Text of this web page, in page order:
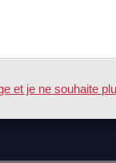
et je ne souhaite